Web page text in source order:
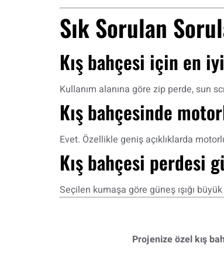
Sık Sorulan
Kış bahçesi için en
Kullanım alanına göre zip perde, sun
Kış bahçesinde
Evet. Özellikle geniş açıklıklarda
Kış bahçesi perdesi
Seçilen kumaşa göre güneş ışığı
Projenize özel kış